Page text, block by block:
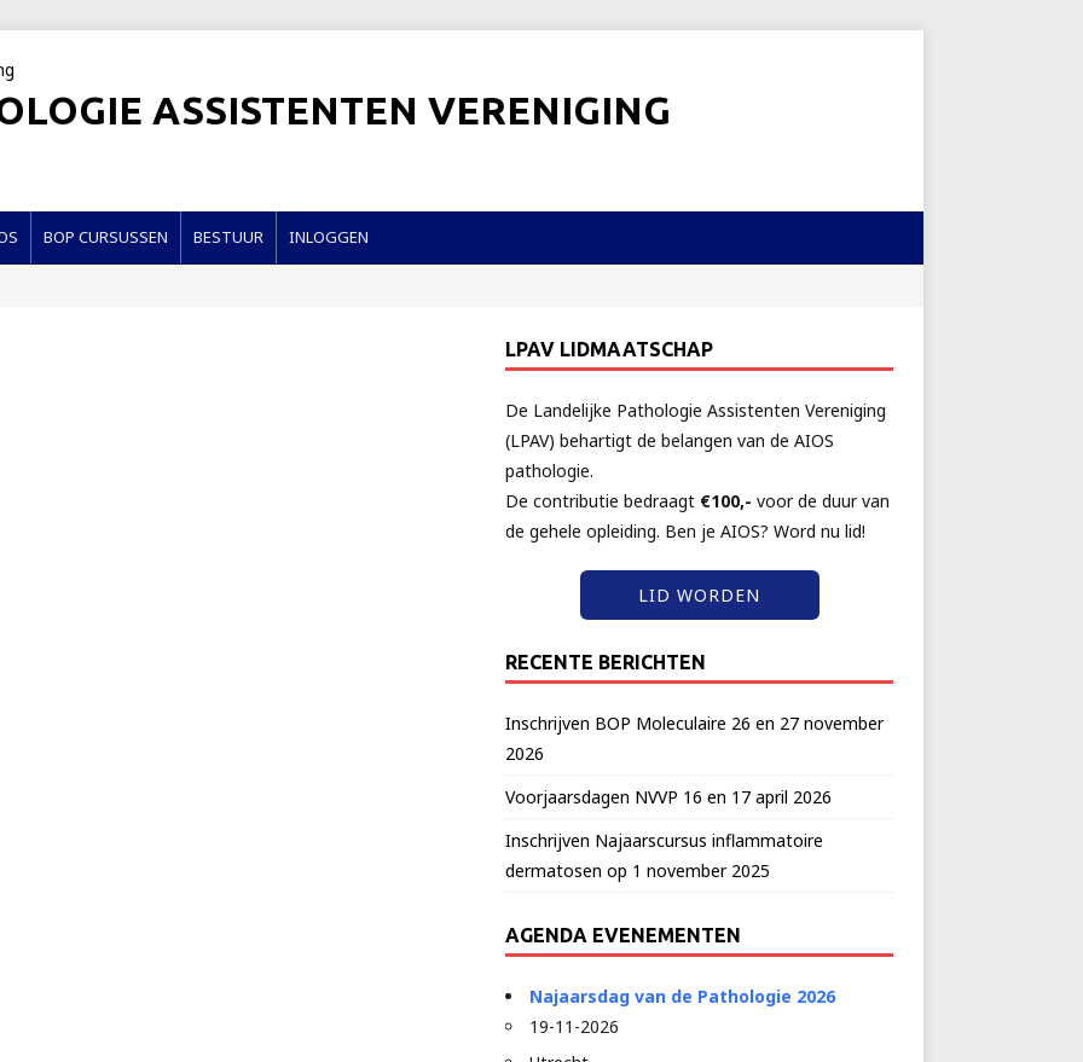
ASSISTENTEN VERENIGING
BOP CURSUSSEN BESTUUR INLOGGEN
LPAV LIDMAATSCHAP
De Landelijke Pathologie Assistenten Vereniging
(LPAV) behartigt de belangen van de AIOS
pathologie.
De contributie bedraagt €100,- voor de duur van
de gehele opleiding. Ben je AIOS? Word nu lid!
LID WORDEN
RECENTE BERICHTEN
Inschrijven BOP Moleculaire 26 en 27 november
2026
Voorjaarsdagen NVVP 16 en 17 april 2026
Inschrijven Najaarscursus inflammatoire
dermatosen op 1 november 2025
AGENDA EVENEMENTEN
Najaarsdag van de Pathologie 2026
19-11-2026